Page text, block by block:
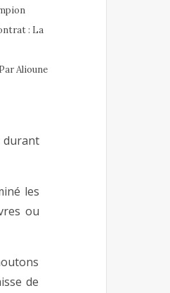
: La
Alioune
durant
les
ou
de